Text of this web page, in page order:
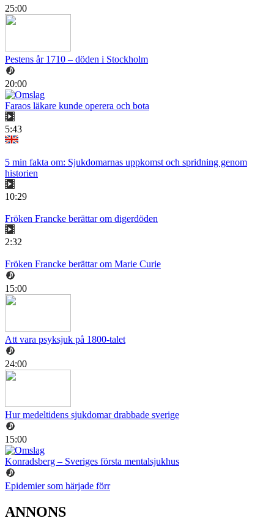
25:00
Pestens år 1710 – döden i Stockholm
20:00
Faraos läkare kunde operera och bota
5:43
5 min fakta om: Sjukdomarnas uppkomst och spridning genom
historien
10:29
Fröken Francke berättar om digerdöden
2:32
Fröken Francke berättar om Marie Curie
15:00
Att vara psyksjuk på 1800-talet
24:00
Hur medeltidens sjukdomar drabbade sverige
15:00
Konradsberg – Sveriges första mentalsjukhus
Epidemier som härjade förr
ANNONS